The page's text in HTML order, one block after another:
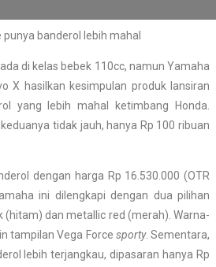
banderol lebih mahal
di kelas bebek 110cc, namun Yamaha
X hasilkan kesimpulan produk lansiran
yang lebih mahal ketimbang Honda.
tidak jauh, hanya Rp 100 ribuan
dengan harga Rp 16.530.000 (OTR
ini dilengkapi dengan dua pilihan
(hitam) dan metallic red (merah). Warna-
tampilan Vega Force sporty. Sementara,
lebih terjangkau, dipasaran hanya Rp